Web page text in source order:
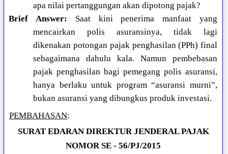
apa nilai pertanggungan akan dipotong pajak?
Brief Answer: Saat kini penerima manfaat yang
mencairkan polis asuransinya, tidak lagi
dikenakan potongan pajak penghasilan (PPh) final
sebagaimana dahulu kala. Namun pembebasan
pajak penghasilan bagi pemegang polis asuransi,
hanya berlaku untuk program “asuransi murni”,
bukan asuransi yang dibungkus produk investasi.
PEMBAHASAN:
SURAT EDARAN DIREKTUR JENDERAL PAJAK
NOMOR SE - 56/PJ/2015